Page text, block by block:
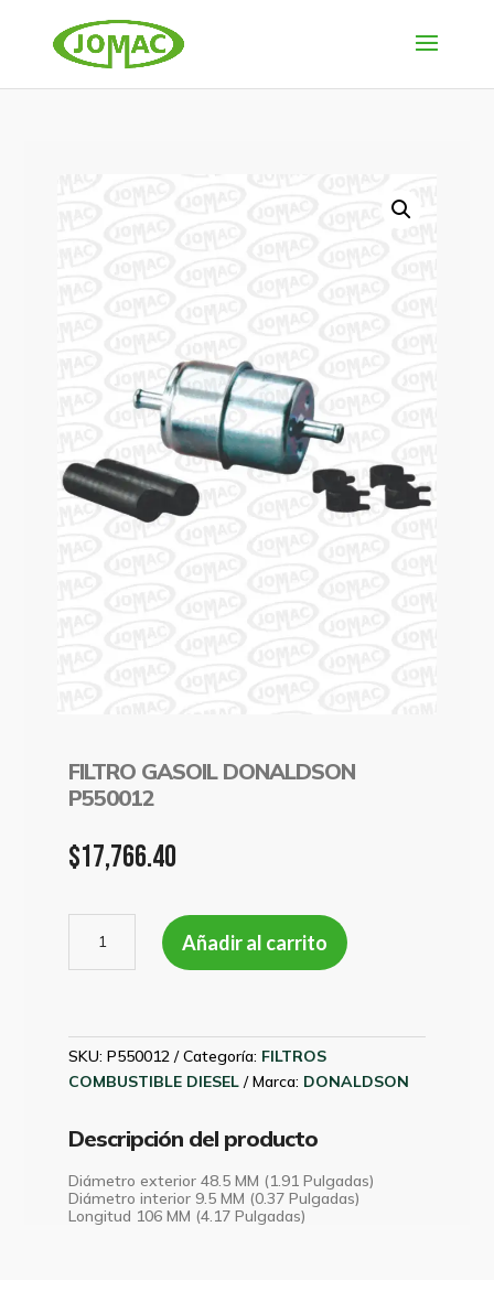
FILTRO GASOIL DONALDSON
P550012
$17,766.40
GASOIL
DONALDSON
Añadir al carrito
SKU:P550012 Categoría: FILTROS
COMBUSTIBLE DIESEL
Marca: DONALDSON
Descripción del producto
Diámetro exterior 48.5 MM (1.91 Pulgadas)
Diámetro interior 9.5 MM (0.37 Pulgadas)
Longitud 106 MM (4.17 Pulgadas)